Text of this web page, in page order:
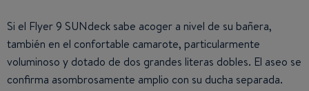
Si el Flyer 9 SUNdeck sabe acoger a nivel de su bañera,
también en el confortable camarote, particularmente
voluminoso y dotado de dos grandes literas dobles. El aseo se
confirma asombrosamente amplio con su ducha separada.